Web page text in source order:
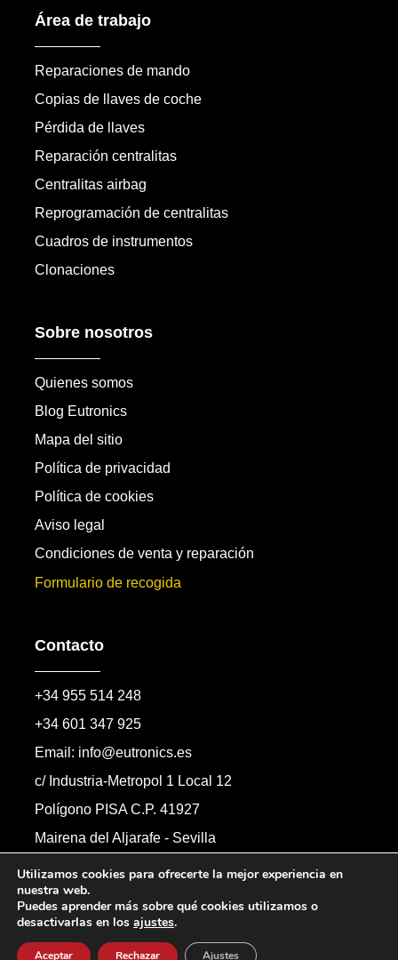
Área de trabajo
Reparaciones de mando
Copias de llaves de coche
Pérdida de llaves
Reparación centralitas
Centralitas airbag
Reprogramación de centralitas
Cuadros de instrumentos
Clonaciones
Sobre nosotros
Quienes somos
Blog Eutronics
Mapa del sitio
Política de privacidad
Política de cookies
Aviso legal
Condiciones de venta y reparación
Formulario de recogida
Contacto
+34 955 514 248
+34 601 347 925
Email: info@eutronics.es
c/ Industria-Metropol 1 Local 12
Polígono PISA C.P. 41927
Mairena del Aljarafe - Sevilla
Formulario de contacto
Todos los derechos reservados.
Utilizamos cookies para ofrecerte la mejor experiencia en
nuestra web.
Puedes aprender más sobre qué cookies utilizamos o
desactivarlas en los ajustes.
Aceptar Rechazar Ajustes